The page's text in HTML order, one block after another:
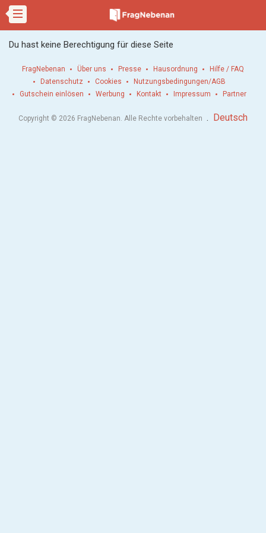
Du hast keine Berechtigung für diese Seite
FragNebenan Über uns Presse Hausordnung
Hilfe / FAQ
Datenschutz
Cookies
Nutzungsbedingungen/AGB
Gutschein einlösen
Werbung Kontakt Impressum Partner
Copyright © 2026 FragNebenan. Alle Rechte vorbehalten . Deutsch